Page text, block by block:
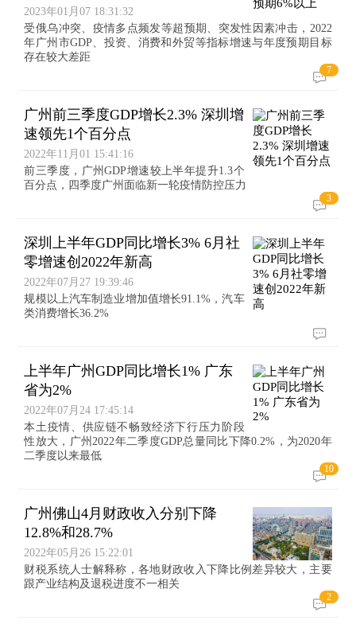
2023年01月07 18:31:32
受俄乌冲突、疫情多点频发等超预期、突发性因素冲击，2022
年广州市GDP、投资、消费和外贸等指标增速与年度预期目标
存在较大差距
7
广州前三季度GDP增长2.3% 深圳增
速领先1个百分点
2022年11月01 15:41:16
前三季度，广州GDP增速较上半年提升1.3个
百分点，四季度广州面临新一轮疫情防控压力
3
深圳上半年GDP同比增长3% 6月社
零增速创2022年新高
2022年07月27 19:39:46
规模以上汽车制造业增加值增长91.1%，汽车
类消费增长36.2%
上半年广州GDP同比增长1% 广东
省为2%
2022年07月24 17:45:14
本土疫情、供应链不畅致经济下行压力阶段
性放大，广州2022年二季度GDP总量同比下降0.2%，为2020年
二季度以来最低
10
广州佛山4月财政收入分别下降
12.8%和28.7%
2022年05月26 15:22:01
财税系统人士解释称，各地财政收入下降比例差异较大，主要
跟产业结构及退税进度不一相关
2